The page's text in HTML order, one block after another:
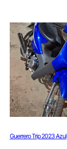
Guerrero Trip 2023 Azul